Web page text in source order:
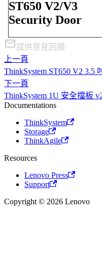
ST650 V2/V3
Security Door
提供意見回饋
上一頁
ThinkSystem ST650 V2 3.5
下一頁
ThinkSystem 1U 安全擋板
Documentations
ThinkSystem
Storage
ThinkAgile
Resources
Lenovo Press
Support
Copyright © 2026 Lenovo